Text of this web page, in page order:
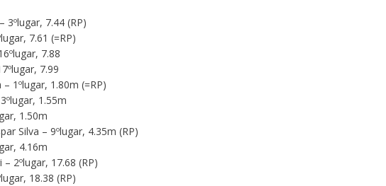
3ºlugar, 7.44 (RP)
7.61 (=RP)
7.88
7.99
1ºlugar, 1.80m (=RP)
1.55m
1.50m
Silva – 9ºlugar, 4.35m (RP)
4.16m
2ºlugar, 17.68 (RP)
18.38 (RP)